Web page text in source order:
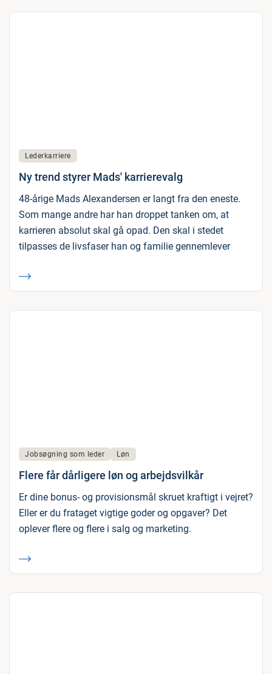
Lederkarriere
Ny trend styrer Mads' karrierevalg
48-årige Mads Alexandersen er langt fra den eneste.
Som mange andre har han droppet tanken om, at
karrieren absolut skal gå opad. Den skal i stedet
tilpasses de livsfaser han og familie gennemlever
Jobsøgning som leder Løn
Flere får dårligere løn og arbejdsvilkår
Er dine bonus- og provisionsmål skruet kraftigt i vejret?
Eller er du frataget vigtige goder og opgaver? Det
oplever flere og flere i salg og marketing.